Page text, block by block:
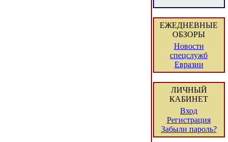
ЕЖЕДНЕВНЫЕ
ОБЗОРЫ
Новости
спецслужб
Евразии
ЛИЧНЫЙ
КАБИНЕТ
Вход
Регистрация
Забыли пароль?